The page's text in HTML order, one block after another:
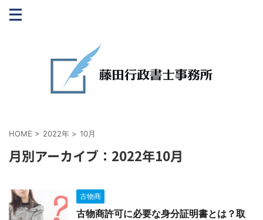
HOME > 2022年 > 10月
月別アーカイブ：2022年10月
古物商
古物商許可に必要な身分証明書とは？取